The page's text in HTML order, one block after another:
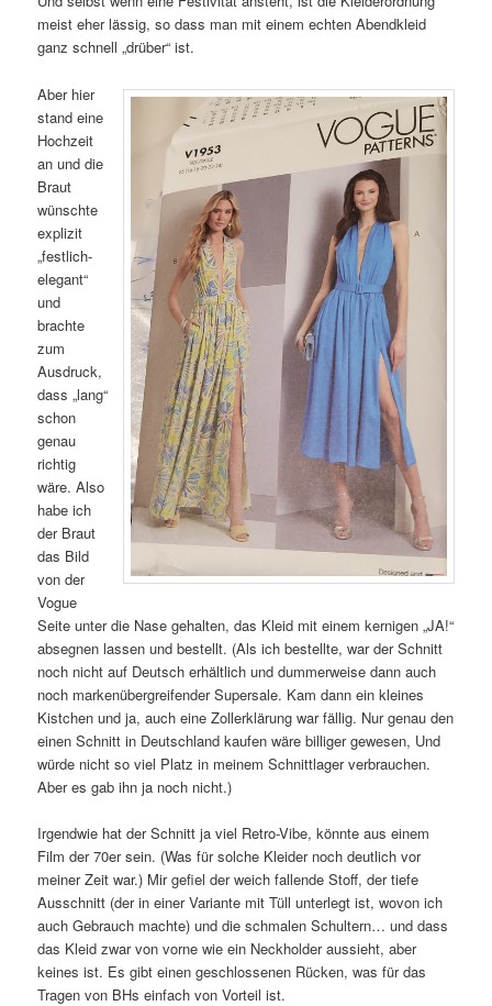
meist eher lässig, so dass man mit einem echten Abendkleid
ganz schnell „drüber“ ist.
Aber hier
stand eine
Hochzeit
an und die
Braut
wünschte
explizit
„festlich-
elegant“
und
brachte
zum
Ausdruck,
dass „lang“
schon
genau
richtig
wäre. Also
habe ich
der Braut
das Bild
von der
Vogue
Seite unter die Nase gehalten, das Kleid mit einem kernigen „JA!“
absegnen lassen und bestellt. (Als ich bestellte, war der Schnitt
noch nicht auf Deutsch erhältlich und dummerweise dann auch
noch markenübergreifender Supersale. Kam dann ein kleines
Kistchen und ja, auch eine Zollerklärung war fällig. Nur genau den
einen Schnitt in Deutschland kaufen wäre billiger gewesen, Und
würde nicht so viel Platz in meinem Schnittlager verbrauchen.
Aber es gab ihn ja noch nicht.)
Irgendwie hat der Schnitt ja viel Retro-Vibe, könnte aus einem
Film der 70er sein. (Was für solche Kleider noch deutlich vor
meiner Zeit war.) Mir gefiel der weich fallende Stoff, der tiefe
Ausschnitt (der in einer Variante mit Tüll unterlegt ist, wovon ich
auch Gebrauch machte) und die schmalen Schultern… und dass
das Kleid zwar von vorne wie ein Neckholder aussieht, aber
keines ist. Es gibt einen geschlossenen Rücken, was für das
Tragen von BHs einfach von Vorteil ist.